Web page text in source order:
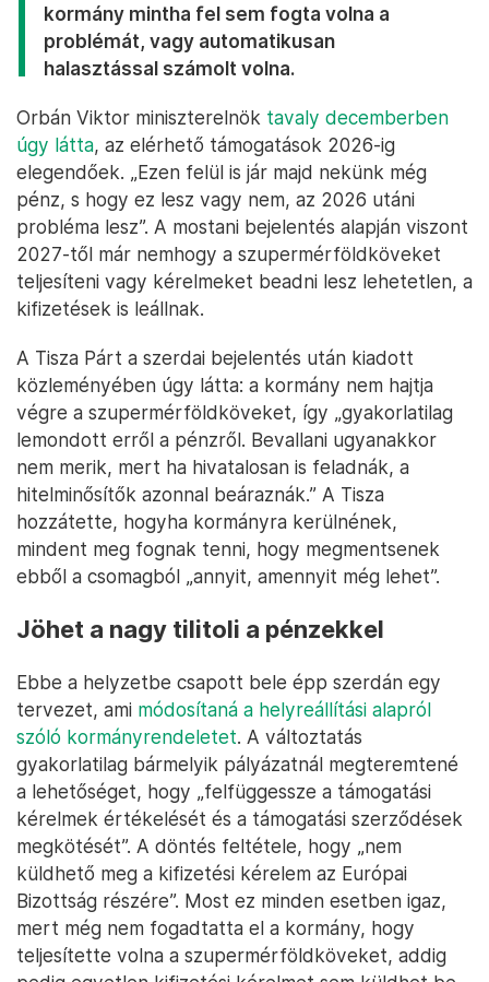
kormány mintha fel sem fogta volna a
problémát, vagy automatikusan
halasztással számolt volna.
Orbán Viktor miniszterelnök tavaly decemberben
úgy látta, az elérhető támogatások 2026-ig
elegendőek. „Ezen felül is jár majd nekünk még
pénz, s hogy ez lesz vagy nem, az 2026 utáni
probléma lesz”. A mostani bejelentés alapján viszont
2027-től már nemhogy a szupermérföldköveket
teljesíteni vagy kérelmeket beadni lesz lehetetlen, a
kifizetések is leállnak.
A Tisza Párt a szerdai bejelentés után kiadott
közleményében úgy látta: a kormány nem hajtja
végre a szupermérföldköveket, így „gyakorlatilag
lemondott erről a pénzről. Bevallani ugyanakkor
nem merik, mert ha hivatalosan is feladnák, a
hitelminősítők azonnal beáraznák.” A Tisza
hozzátette, hogyha kormányra kerülnének,
mindent meg fognak tenni, hogy megmentsenek
ebből a csomagból „annyit, amennyit még lehet”.
Jöhet a nagy tilitoli a pénzekkel
Ebbe a helyzetbe csapott bele épp szerdán egy
tervezet, ami módosítaná a helyreállítási alapról
szóló kormányrendeletet. A változtatás
gyakorlatilag bármelyik pályázatnál megteremtené
a lehetőséget, hogy „felfüggessze a támogatási
kérelmek értékelését és a támogatási szerződések
megkötését”. A döntés feltétele, hogy „nem
küldhető meg a kifizetési kérelem az Európai
Bizottság részére”. Most ez minden esetben igaz,
mert még nem fogadtatta el a kormány, hogy
teljesítette volna a szupermérföldköveket, addig